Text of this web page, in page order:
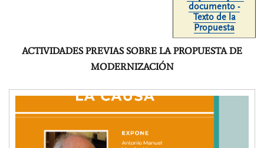
documento -
Texto de la
Propuesta
ACTIVIDADES PREVIAS SOBRE LA PROPUESTA DE
MODERNIZACIÓN